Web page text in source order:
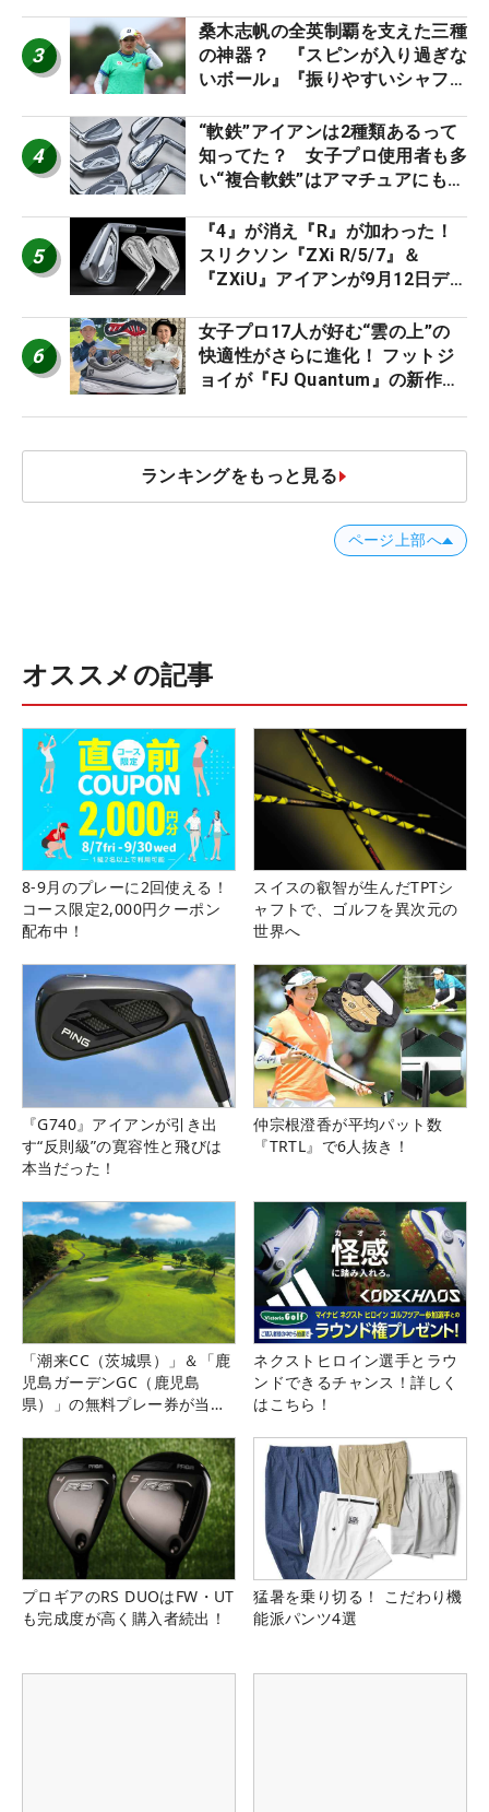
3
桑木志帆の全英制覇を支えた三種
の神器？ 『スピンが入り過ぎな
いボール』『振りやすいシャフ
ー』 #女子プロセッティング
4
“軟鉄”アイアンは2種類あるって
知ってた？ 女子プロ使用者も多
い“複合軟鉄”はアマチュアにもオ
5
『4』が消え『R』が加わった！
スリクソン『ZXi R/5/7』＆
『ZXiU』アイアンが9月12日デ
6
女子プロ17人が好む“雲の上”の
快適性がさらに進化！ フットジ
ョイが『FJ Quantum』の新作を
ランキングをもっと見る
ページ上部へ
オススメの記事
8-9月のプレーに2回使える！
コース限定2,000円クーポン
配布中！
スイスの叡智が生んだTPTシ
ャフトで、ゴルフを異次元の
世界へ
『G740』アイアンが引き出
す“反則級”の寛容性と飛びは
本当だった！
仲宗根澄香が平均パット数
『TRTL』で6人抜き！
「潮来CC（茨城県）」＆「鹿
児島ガーデンGC（鹿児島
県）」の無料プレー券が当た
ネクストヒロイン選手とラウ
ンドできるチャンス！詳しく
はこちら！
プロギアのRS DUOはFW・UT
も完成度が高く購入者続出！
猛暑を乗り切る！ こだわり機
能派パンツ4選